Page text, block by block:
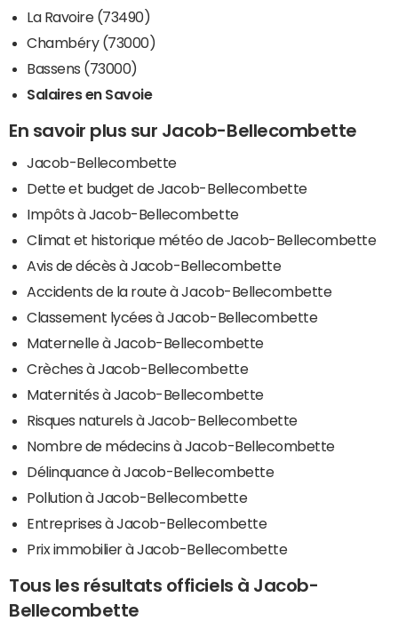
La Ravoire (73490)
Chambéry (73000)
Bassens (73000)
Salaires en Savoie
En savoir plus sur Jacob-Bellecombette
Jacob-Bellecombette
Dette et budget de Jacob-Bellecombette
Impôts à Jacob-Bellecombette
Climat et historique météo de Jacob-Bellecombette
Avis de décès à Jacob-Bellecombette
Accidents de la route à Jacob-Bellecombette
Classement lycées à Jacob-Bellecombette
Maternelle à Jacob-Bellecombette
Crèches à Jacob-Bellecombette
Maternités à Jacob-Bellecombette
Risques naturels à Jacob-Bellecombette
Nombre de médecins à Jacob-Bellecombette
Délinquance à Jacob-Bellecombette
Pollution à Jacob-Bellecombette
Entreprises à Jacob-Bellecombette
Prix immobilier à Jacob-Bellecombette
Tous les résultats officiels à Jacob-
Bellecombette